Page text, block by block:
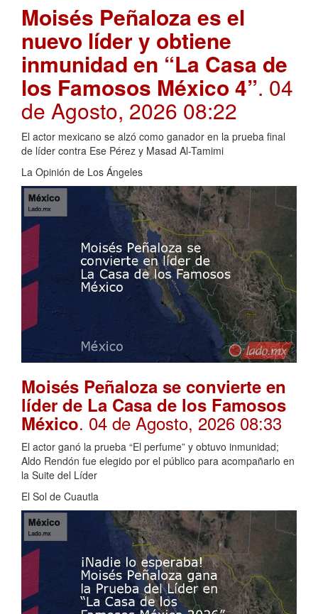
Moisés Peñaloza es el
nuevo líder y obtiene
inmunidad en “La Casa de
los Famosos México 4”. 04
de Agosto, 2026 08:22
El actor mexicano se alzó como ganador en la prueba final
de líder contra Ese Pérez y Masad Al-Tamimi
La Opinión de Los Ángeles
Moisés Peñaloza se convierte en
líder de La Casa de los Famosos
México. 04 de Agosto, 2026 08:33
El actor ganó la prueba “El perfume” y obtuvo inmunidad;
Aldo Rendón fue elegido por el público para acompañarlo en
la Suite del Líder
El Sol de Cuautla